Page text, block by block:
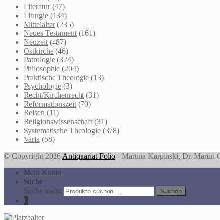
Literatur (47)
Liturgie (134)
Mittelalter (235)
Neues Testament (161)
Neuzeit (487)
Ostkirche (46)
Patrologie (324)
Philosophie (204)
Praktische Theologie (13)
Psychologie (3)
Recht/Kirchenrecht (31)
Reformationszeit (70)
Reisen (11)
Religionswissenschaft (31)
Systematische Theologie (378)
Varia (58)
© Copyright 2026 Antiquariat Folio - Martina Karpinski, Dr. Martin
Mein Konto
Suche
Suche nach:
Suchen
0